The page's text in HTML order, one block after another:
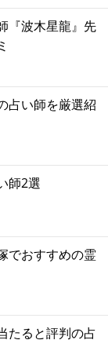
『波木星龍』先
占い師を厳選紹
師2選
でおすすめの霊
たると評判の占